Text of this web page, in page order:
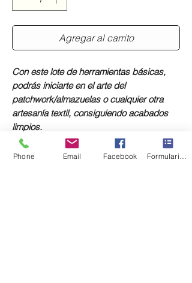
Agregar al carrito
Con este lote de herramientas básicas,
podrás iniciarte en el arte del
patchwork/almazuelas o cualquier otra
artesanía textil, consiguiendo acabados
limpios.
Phone Email Facebook